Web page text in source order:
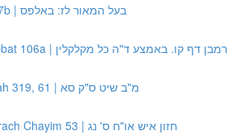
Source #9: Baal Hamaor 37b | בעל המאור לז: באלפס
Source #10: Ramban Shabbat 106a | רמבן דף קו. באמצע ד"ה כל מקלקלין
Source #11: Mishna Berurah 319, 61 | מ"ב שיט ס"ק סא
Source #12: Chazon Ish Orach Chayim 53 | חזון איש או"ח ס' נג